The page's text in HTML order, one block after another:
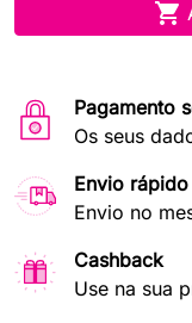

Pagamento
Os seus
Envio rápido
Envio no
Cashback
Use na sua